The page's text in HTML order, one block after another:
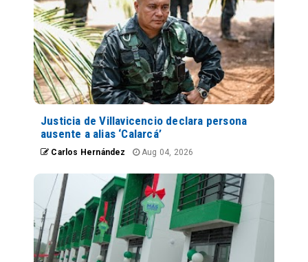
Justicia de Villavicencio declara persona
ausente a alias ‘Calarcá’
Carlos Hernández Aug 04, 2026